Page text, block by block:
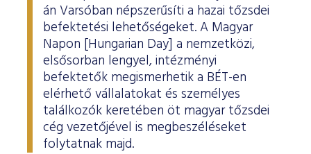
ESG Útmutató
án Varsóban népszerűsíti a hazai tőzsdei
befektetési lehetőségeket. A Magyar
Napon [Hungarian Day] a nemzetközi,
elsősorban lengyel, intézményi
befektetők megismerhetik a BÉT-en
elérhető vállalatokat és személyes
találkozók keretében öt magyar tőzsdei
cég vezetőjével is megbeszéléseket
folytatnak majd.